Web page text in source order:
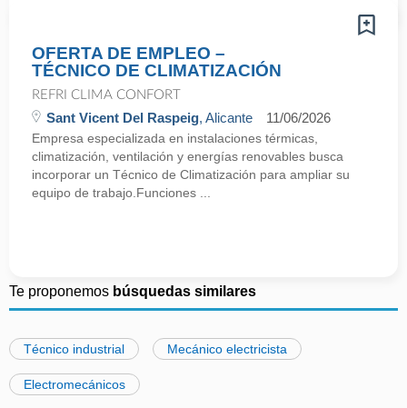
OFERTA DE EMPLEO –
TÉCNICO DE CLIMATIZACIÓN
REFRI CLIMA CONFORT
Sant Vicent Del Raspeig, Alicante 11/06/2026
Empresa especializada en instalaciones térmicas,
climatización, ventilación y energías renovables busca
incorporar un Técnico de Climatización para ampliar su
equipo de trabajo.Funciones ...
Te proponemos búsquedas similares
Técnico industrial Mecánico electricista
Electromecánicos